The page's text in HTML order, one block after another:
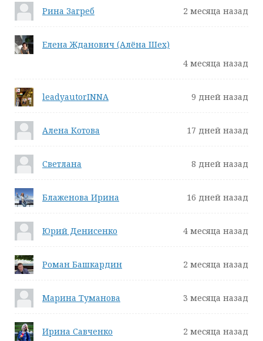
Рина Загреб 2 месяца назад
Елена Жданович (Алёна Шех)
4 месяца назад
leadyautorINNA 9 дней назад
Алена Котова 17 дней назад
Светлана 8 дней назад
Блаженова Ирина 16 дней назад
Юрий Денисенко 4 месяца назад
Роман Башкардин 2 месяца назад
Марина Туманова 3 месяца назад
Ирина Савченко 2 месяца назад